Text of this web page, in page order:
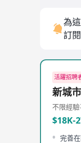
為
訂閱
活躍招聘
新城
不限經驗
$18K-
完善